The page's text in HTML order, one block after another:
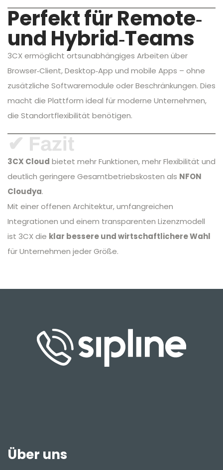
Perfekt für Remote‑
und Hybrid‑Teams
3CX ermöglicht ortsunabhängiges Arbeiten über
Browser‑Client, Desktop‑App und mobile Apps – ohne
zusätzliche Softwaremodule oder Beschränkungen. Dies
macht die Plattform ideal für moderne Unternehmen,
die Standortflexibilität benötigen.
✔ Fazit
3CX Cloud bietet mehr Funktionen, mehr Flexibilität und
deutlich geringere Gesamtbetriebskosten als NFON
Cloudya.
Mit einer offenen Architektur, umfangreichen
Integrationen und einem transparenten Lizenzmodell
ist 3CX die klar bessere und wirtschaftlichere Wahl
für Unternehmen jeder Größe.
Über uns